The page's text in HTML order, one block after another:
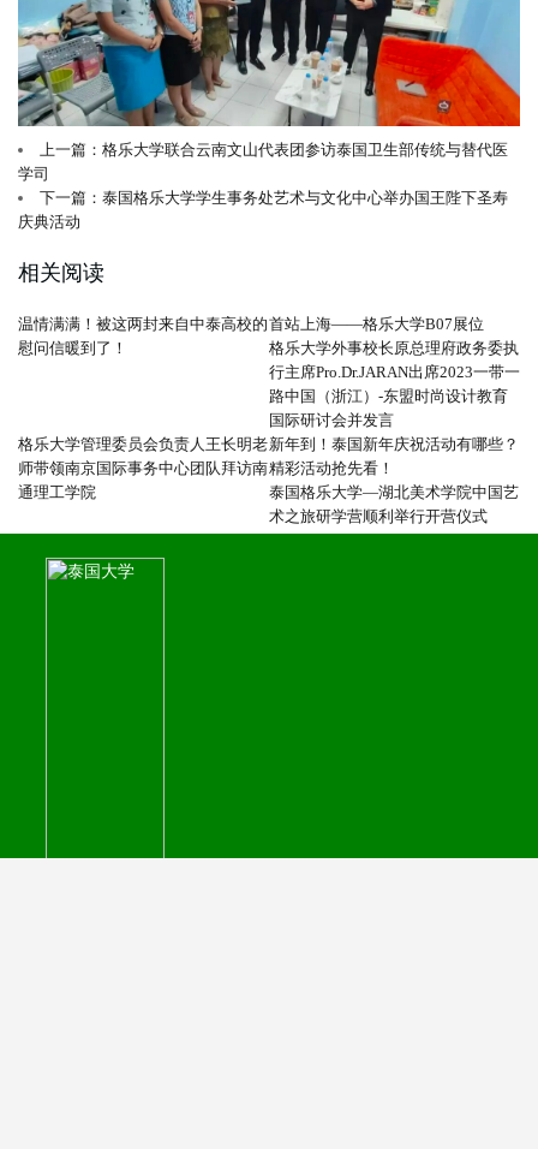
上一篇：格乐大学联合云南文山代表团参访泰国卫生部传统与替代医
学司
下一篇：泰国格乐大学学生事务处艺术与文化中心举办国王陛下圣寿
庆典活动
相关阅读
温情满满！被这两封来自中泰高校的
慰问信暖到了！
首站上海——格乐大学B07展位
格乐大学外事校长原总理府政务委执
行主席Pro.Dr.JARAN出席2023一带一
路中国（浙江）-东盟时尚设计教育
国际研讨会并发言
格乐大学管理委员会负责人王长明老
师带领南京国际事务中心团队拜访南
通理工学院
新年到！泰国新年庆祝活动有哪些？
精彩活动抢先看！
泰国格乐大学—湖北美术学院中国艺
术之旅研学营顺利举行开营仪式